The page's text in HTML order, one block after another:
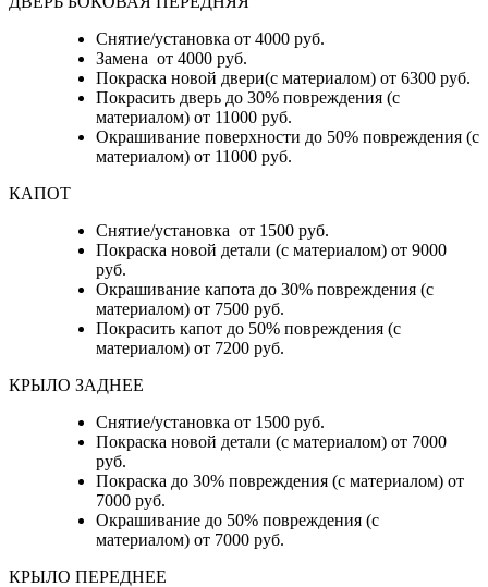
Снятие/установка от 4000 руб.
Замена от 4000 руб.
Покраска новой двери(с материалом) от 6300 руб.
Покрасить дверь до 30% повреждения (с
материалом) от 11000 руб.
Окрашивание поверхности до 50% повреждения (с
материалом) от 11000 руб.
КАПОТ
Снятие/установка от 1500 руб.
Покраска новой детали (с материалом) от 9000
руб.
Окрашивание капота до 30% повреждения (с
материалом) от 7500 руб.
Покрасить капот до 50% повреждения (с
материалом) от 7200 руб.
КРЫЛО ЗАДНЕЕ
Снятие/установка от 1500 руб.
Покраска новой детали (с материалом) от 7000
руб.
Покраска до 30% повреждения (с материалом) от
7000 руб.
Окрашивание до 50% повреждения (с
материалом) от 7000 руб.
КРЫЛО ПЕРЕДНЕЕ